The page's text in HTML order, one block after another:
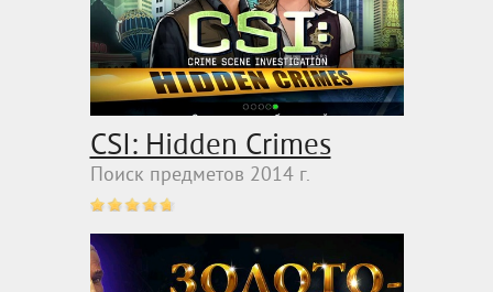
CSI: Hidden Crimes
Поиск предметов 2014 г.